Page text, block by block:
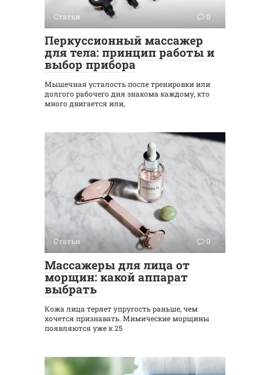
Статьи 0
Перкуссионный массажер
для тела: принцип работы и
выбор прибора
Мышечная усталость после тренировки или
долгого рабочего дня знакома каждому, кто
много двигается или,
Статьи 0
Массажеры для лица от
морщин: какой аппарат
выбрать
Кожа лица теряет упругость раньше, чем
хочется признавать. Мимические морщины
появляются уже к 25